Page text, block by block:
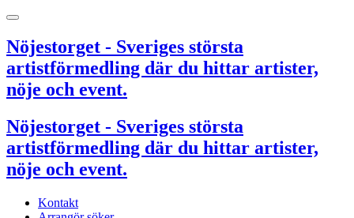
Nöjestorget - Sveriges största
artistförmedling där du hittar artister,
nöje och event.
Nöjestorget - Sveriges största
artistförmedling där du hittar artister,
nöje och event.
Kontakt